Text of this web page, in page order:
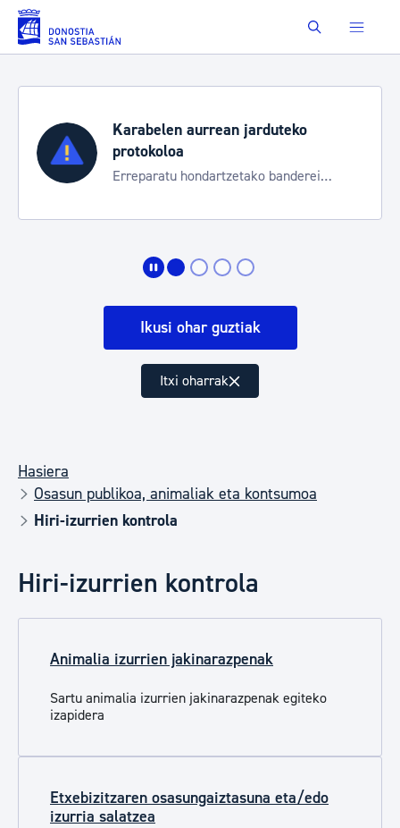
Eduki nagusira joan Buscar
Karabelen aurrean jarduteko
protokoloa
Erreparatu hondartzetako banderei
Ikusi ohar guztiak
Itxi oharrak
Hasiera
Osasun publikoa, animaliak eta kontsumoa
Hiri-izurrien kontrola
Hiri-izurrien kontrola
Animalia izurrien jakinarazpenak
Sartu animalia izurrien jakinarazpenak egiteko
izapidera
Etxebizitzaren osasungaiztasuna eta/edo
izurria salatzea